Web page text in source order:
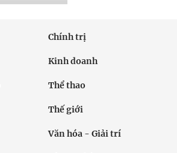
Chính trị
Kinh doanh
Thể thao
Thế giới
Văn hóa - Giải trí